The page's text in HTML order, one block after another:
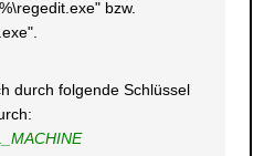
bzw.
durch folgende Schlüssel